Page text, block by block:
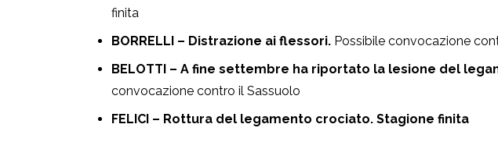
finita
BORRELLI – Distrazione ai flessori. Possibile convocazione
BELOTTI – A fine settembre ha riportato la lesione del
convocazione contro il Sassuolo
FELICI – Rottura del legamento crociato. Stagione finita